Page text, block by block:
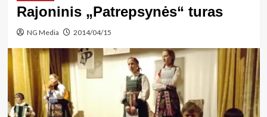
Rajoninis „Patrepsynės“ turas
NG Media 2014/04/15